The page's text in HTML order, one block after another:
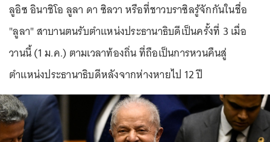
ลูอิซ อินาชิโอ ลูลา ดา ซิลวา หรือที่ชาวบราซิลรู้จักกันในชื่อ
"ลูลา" สาบานตนรับตำแหน่งประธานาธิบดีเป็นครั้งที่ 3 เมื่อ
วานนี้ (1 ม.ค.) ตามเวลาท้องถิ่น ที่ถือเป็นการหวนคืนสู่
ตำแหน่งประธานาธิบดีหลังจากห่างหายไป 12 ปี